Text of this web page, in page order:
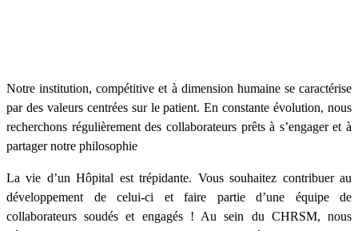
Notre institution, compétitive et à dimension humaine se caractérise
par des valeurs centrées sur le patient. En constante évolution, nous
recherchons régulièrement des collaborateurs prêts à s’engager et à
partager notre philosophie
La vie d’un Hôpital est trépidante. Vous souhaitez contribuer au
développement de celui-ci et faire partie d’une équipe de
collaborateurs soudés et engagés ! Au sein du CHRSM, nous